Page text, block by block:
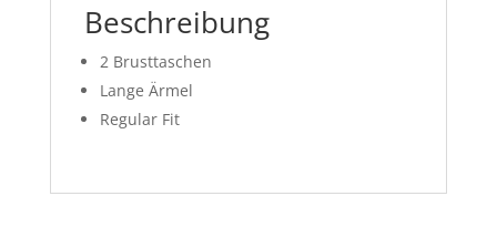
Beschreibung
2 Brusttaschen
Lange Ärmel
Regular Fit